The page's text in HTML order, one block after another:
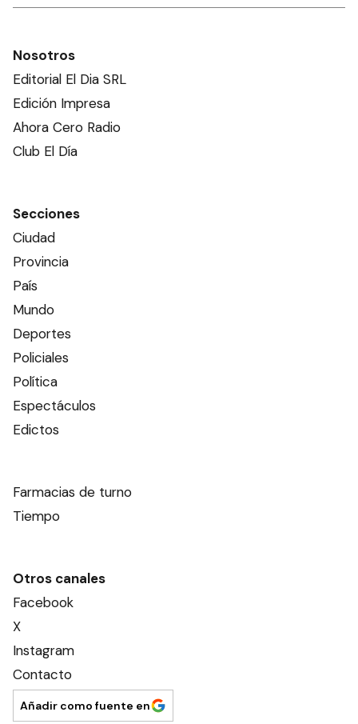
Nosotros
Editorial El Dia SRL
Edición Impresa
Ahora Cero Radio
Club El Día
Secciones
Ciudad
Provincia
País
Mundo
Deportes
Policiales
Política
Espectáculos
Edictos
Farmacias de turno
Tiempo
Otros canales
Facebook
X
Instagram
Contacto
Añadir como fuente en